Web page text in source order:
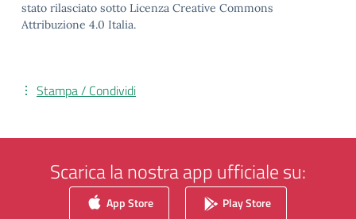
stato rilasciato sotto Licenza Creative Commons
Attribuzione 4.0 Italia.
Stampa / Condividi
Scarica la nostra app ufficiale su:
App Store Play Store